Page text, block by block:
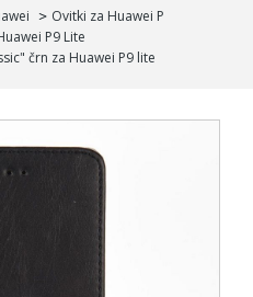
Ovitki za Huawei P
P9 Lite
črn za Huawei P9 lite